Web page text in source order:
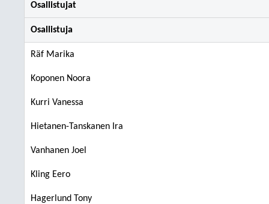
Osallistujat
Osallistuja
Räf Marika
Koponen Noora
Kurri Vanessa
Hietanen-Tanskanen Ira
Vanhanen Joel
Kling Eero
Hagerlund Tony